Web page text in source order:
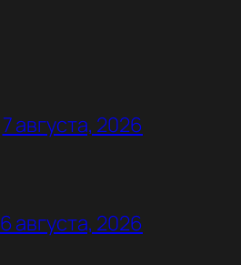
7 августа, 2026
6 августа, 2026